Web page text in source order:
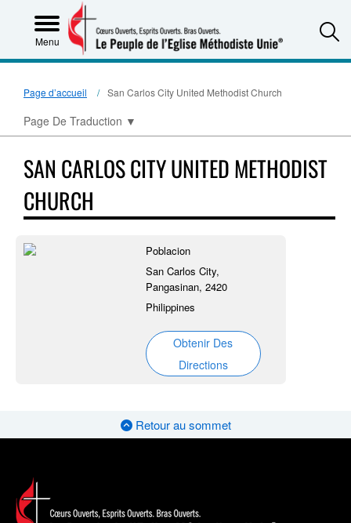
Menu
Page d’accueil San Carlos City United Methodist Church
Page De Traduction ▼
SAN CARLOS CITY UNITED METHODIST
CHURCH
Poblacion
San Carlos City,
Pangasinan, 2420
Philippines
Obtenir Des
Directions
Retour au sommet